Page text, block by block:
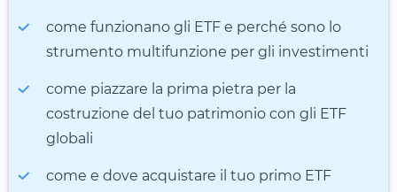
come funzionano gli ETF e perché sono lo
strumento multifunzione per gli investimenti
come piazzare la prima pietra per la
costruzione del tuo patrimonio con gli ETF
globali
come e dove acquistare il tuo primo ETF